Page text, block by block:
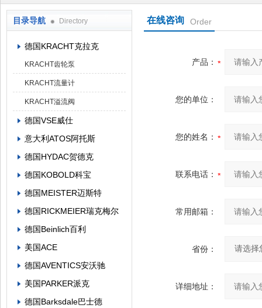
目录导航 Directory
德国KRACHT克拉克
KRACHT齿轮泵
KRACHT流量计
KRACHT溢流阀
德国VSE威仕
意大利ATOS阿托斯
德国HYDAC贺德克
德国KOBOLD科宝
德国MEISTER迈斯特
德国RICKMEIER瑞克梅尔
德国Beinlich百利
美国ACE
德国AVENTICS安沃驰
美国PARKER派克
德国Barksdale巴士德
在线咨询 Order
产品：
您的单位：
您的姓名：
联系电话：
常用邮箱：
省份：
详细地址：